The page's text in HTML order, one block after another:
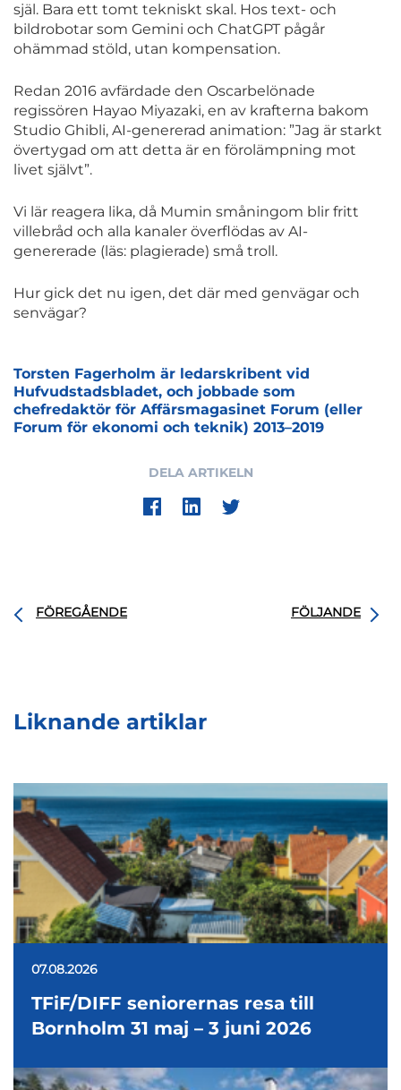
själ. Bara ett tomt tekniskt skal. Hos text- och
bildrobotar som Gemini och ChatGPT pågår
ohämmad stöld, utan kompensation.
Redan 2016 avfärdade den Oscarbelönade
regissören Hayao Miyazaki, en av krafterna bakom
Studio Ghibli, AI-genererad animation: ”Jag är starkt
övertygad om att detta är en förolämpning mot
livet självt”.
Vi lär reagera lika, då Mumin småningom blir fritt
villebråd och alla kanaler överflödas av AI-
genererade (läs: plagierade) små troll.
Hur gick det nu igen, det där med genvägar och
senvägar?
Torsten Fagerholm är ledarskribent vid
Hufvudstadsbladet, och jobbade som
chefredaktör för Affärsmagasinet Forum (eller
Forum för ekonomi och teknik) 2013–2019
DELA ARTIKELN
FÖREGÅENDE FÖLJANDE
Liknande artiklar
07.08.2026
TFiF/DIFF seniorernas resa till
Bornholm 31 maj – 3 juni 2026